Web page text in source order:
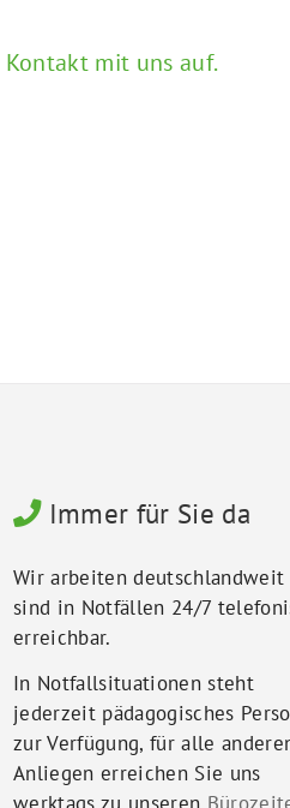
Kontakt mit uns auf.
Immer für Sie da
Wir arbeiten deutschlandweit
sind in Notfällen 24/7
erreichbar.
In Notfallsituationen steht
jederzeit pädagogisches
zur Verfügung, für alle
Anliegen erreichen Sie uns